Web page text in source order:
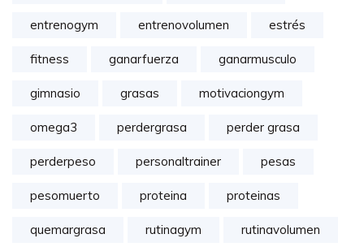
entrenogym entrenovolumen estrés
fitness ganarfuerza ganarmusculo
gimnasio grasas motivaciongym
omega3 perdergrasa perder grasa
perderpeso personaltrainer pesas
pesomuerto proteina proteinas
quemargrasa rutinagym rutinavolumen